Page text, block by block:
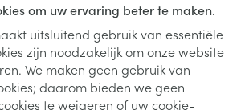
om uw ervaring beter te maken.
uitsluitend gebruik van essentiële
zijn noodzakelijk om onze website
We maken geen gebruik van
daarom bieden we geen
te weigeren of uw cookie-